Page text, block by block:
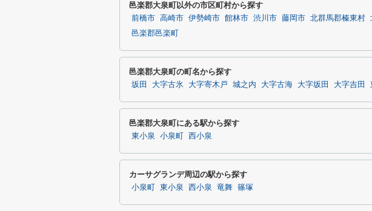
邑楽郡大泉町以外の市区町村から探す
前橋市 高崎市 伊勢崎市 館林市 渋川市 藤岡市 北群馬郡榛東村
邑楽郡邑楽町
邑楽郡大泉町の町名から探す
坂田 大字古氷 大字寄木戸 城之内 大字古海 大字坂田 大字吉田
邑楽郡大泉町にある駅から探す
東小泉 小泉町 西小泉
カーサグランデ周辺の駅から探す
小泉町 東小泉 西小泉 竜舞 篠塚